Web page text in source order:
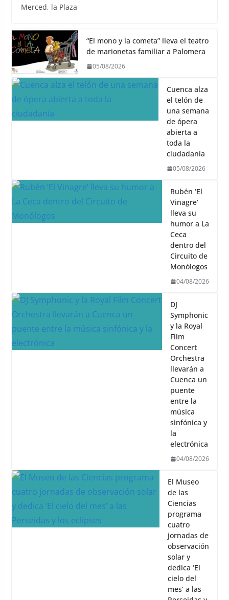
Merced, la Plaza
“El mono y la cometa” lleva el teatro
de marionetas familiar a Palomera
05/08/2026
Cuenca alza
el telón de
una semana
de ópera
abierta a
toda la
ciudadanía
05/08/2026
Rubén ‘El
Vinagre’
lleva su
humor a La
Ceca
dentro del
Circuito de
Monólogos
04/08/2026
DJ
Symphonic
y la Royal
Film
Concert
Orchestra
llevarán a
Cuenca un
puente
entre la
música
sinfónica y
la
electrónica
04/08/2026
El Museo
de las
Ciencias
programa
cuatro
jornadas de
observación
solar y
dedica ‘El
cielo del
mes’ a las